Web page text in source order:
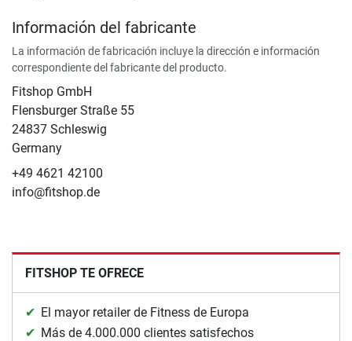
Información del fabricante
La información de fabricación incluye la dirección e información
correspondiente del fabricante del producto.
Fitshop GmbH
Flensburger Straße 55
24837 Schleswig
Germany
+49 4621 42100
info@fitshop.de
FITSHOP TE OFRECE
El mayor retailer de Fitness de Europa
Más de 4.000.000 clientes satisfechos